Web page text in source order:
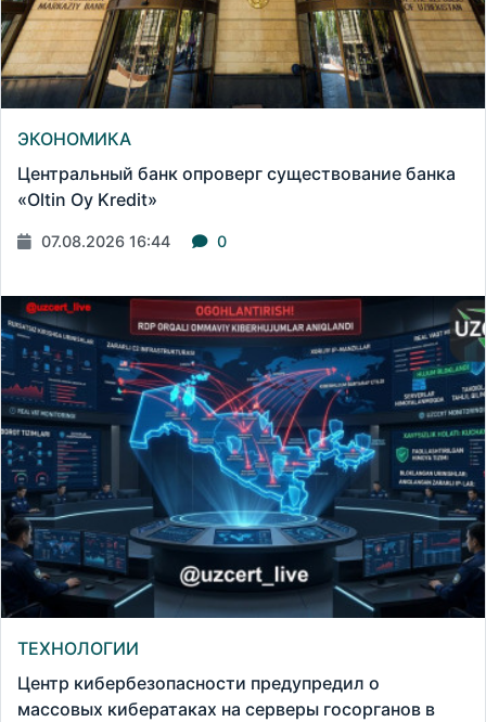
ЭКОНОМИКА
Центральный банк опроверг существование банка
«Oltin Oy Kredit»
07.08.2026 16:44 0
ТЕХНОЛОГИИ
Центр кибербезопасности предупредил о
массовых кибератаках на серверы госорганов в